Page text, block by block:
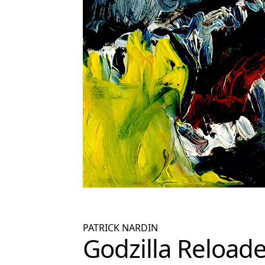
PATRICK NARDIN
Godzilla